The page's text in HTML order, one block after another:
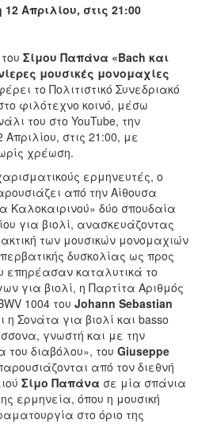
Απριλίου, στις 21:00
Σίμου Παπάνα «Bach και
μουσικές μονομαχίες
το Πολιτιστικό Συνεδριακό
φιλότεχνο κοινό, μέσω
του στο YouTube, την
στις 21:00, με
χρέωση.
ερμηνευτές, ο
από την Αίθουσα
Καλοκαιρινού» δύο σπουδαία
για βιολί, ανασκευάζοντας
των μουσικών μονομαχιών
δυσκολίας ως προς
επηρέασαν καταλυτικά το
για βιολί, η Παρτίτα Αριθμός
1004 του Johann Sebastian
η Σονάτα για βιολί και basso
γνωστή και με την
διαβόλου», του Giuseppe
από τον διεθνή
Σίμο Παπάνα σε μία σπάνια
ερμηνεία, όπου η μουσική
στο όριο της